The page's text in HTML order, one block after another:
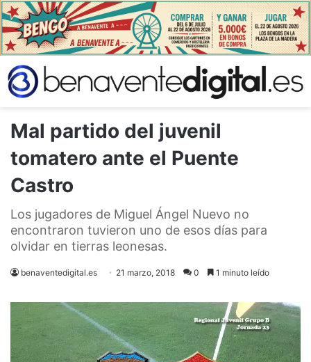
Mal partido del juvenil
tomatero ante el Puente
Castro
Los jugadores de Miguel Ángel Nuevo no
encontraron tuvieron uno de esos días para
olvidar en tierras leonesas.
benaventedigital.es 21 marzo, 2018 0 1 minuto leído